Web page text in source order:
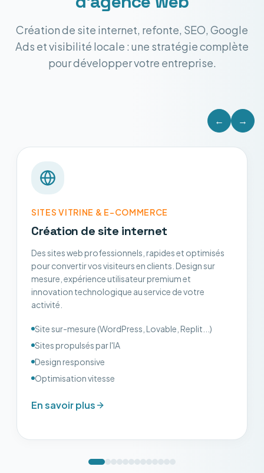
Création de site internet, refonte, SEO, Google
Ads et visibilité locale : une stratégie complète
pour développer votre entreprise.
← →
SITES VITRINE & E-COMMERCE
Création de site internet
Des sites web professionnels, rapides et optimisés
pour convertir vos visiteurs en clients. Design sur
mesure, expérience utilisateur premium et
innovation technologique au service de votre
activité.
Site sur-mesure (WordPress, Lovable, Replit...)
Sites propulsés par l'IA
Design responsive
Optimisation vitesse
En savoir plus